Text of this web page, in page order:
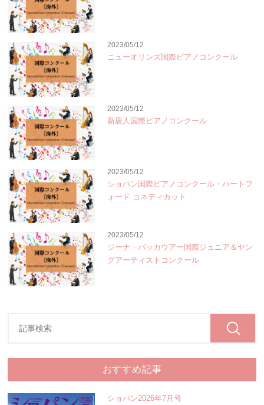
2023/05/12
ニューオリンズ国際ピアノコンクール
2023/05/12
新唐人国際ピアノコンクール
2023/05/12
ショパン国際ピアノコンクール・ハートフ
ォード コネティカット
2023/05/12
ジーナ・バッカウアー国際ジュニア＆ヤン
グアーティストコンクール
おすすめ記事
ショパン2026年7月号